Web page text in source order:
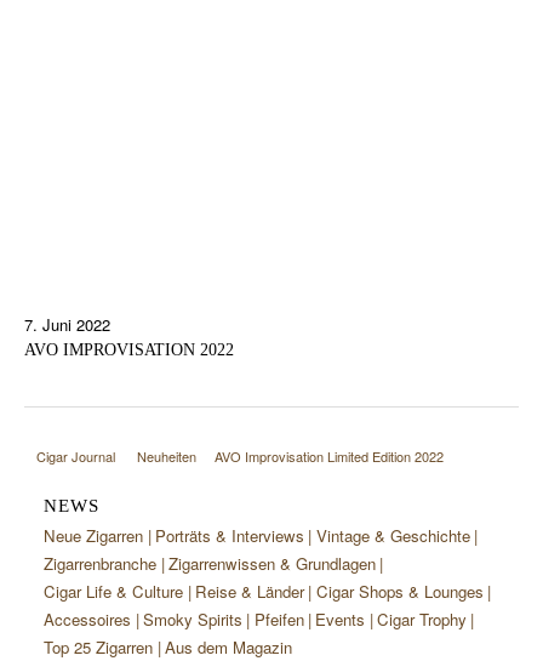
7. Juni 2022
AVO IMPROVISATION 2022
Cigar Journal Neuheiten AVO Improvisation Limited Edition 2022
NEWS
Neue Zigarren Porträts & Interviews Vintage & Geschichte
Zigarrenbranche Zigarrenwissen & Grundlagen
Cigar Life & Culture Reise & Länder Cigar Shops & Lounges
Accessoires Smoky Spirits Pfeifen Events Cigar Trophy
Top 25 Zigarren Aus dem Magazin